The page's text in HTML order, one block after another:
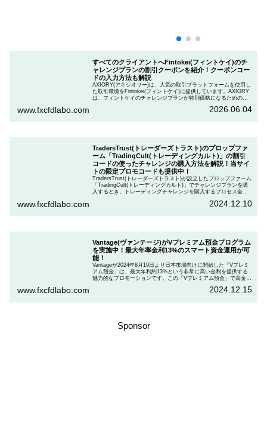
すべてのクライアントへFintokei(フィントケイ)のチ
ャレンジプランの割引クーポンを紹介！クーポンコー
ドの入力方法も解説
AXIORY(アキシオリー)は、人気の取引プラットフォームを使用し
た取引環境をFintokei(フィントケイ)に提供しています。AXIORY
は、フィントケイのチャレンジプランが特別価格になるためのク
ランを申し込むときのクーポンコードを入力して割引にする方法
www.fxcfdlabo.com 2026.06.04
TradersTrust(トレーダーズトラスト)のプロップファ
ーム「TradingCult(トレーディングカルト)」の割引
コードの使ったチャレンジの購入方法を解説！当サイ
トの限定プロモコードも提供中！
TradersTrust(トレーダーズトラスト)が設立したプロップファーム
「TradingCult(トレーディングカルト)」でチャレンジプランを購
入するとき、トレーディングチャレンジを購入するプロセス全体
ます。さらに、TradingCultがほぼ定期的に実施している割引コー
www.fxcfdlabo.com 2024.12.10
Vantage(ヴァンテージ)がVプレミアム預金プログラム
を実施中！最大年率金利13%のスマート資金運用が可
能！
Vantageが2024年8月19日より日本市場向けに開始した「Vプレミ
アム預金」は、最大年利約13%という非常に高い金利を提供する
魅力的なプロモーションです。この「Vプレミアム預金」で高金利
「Vプレミアム預金」を行いたい人は、この記事をしっかりと読ん
www.fxcfdlabo.com 2024.12.15
Sponsor